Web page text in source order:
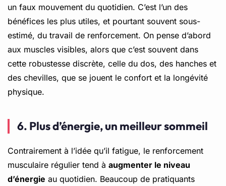
un faux mouvement du quotidien. C’est l’un des
bénéfices les plus utiles, et pourtant souvent sous-
estimé, du travail de renforcement. On pense d’abord
aux muscles visibles, alors que c’est souvent dans
cette robustesse discrète, celle du dos, des hanches et
des chevilles, que se jouent le confort et la longévité
physique.
6. Plus d’énergie, un meilleur sommeil
Contrairement à l’idée qu’il fatigue, le renforcement
musculaire régulier tend à augmenter le niveau
d’énergie au quotidien. Beaucoup de pratiquants